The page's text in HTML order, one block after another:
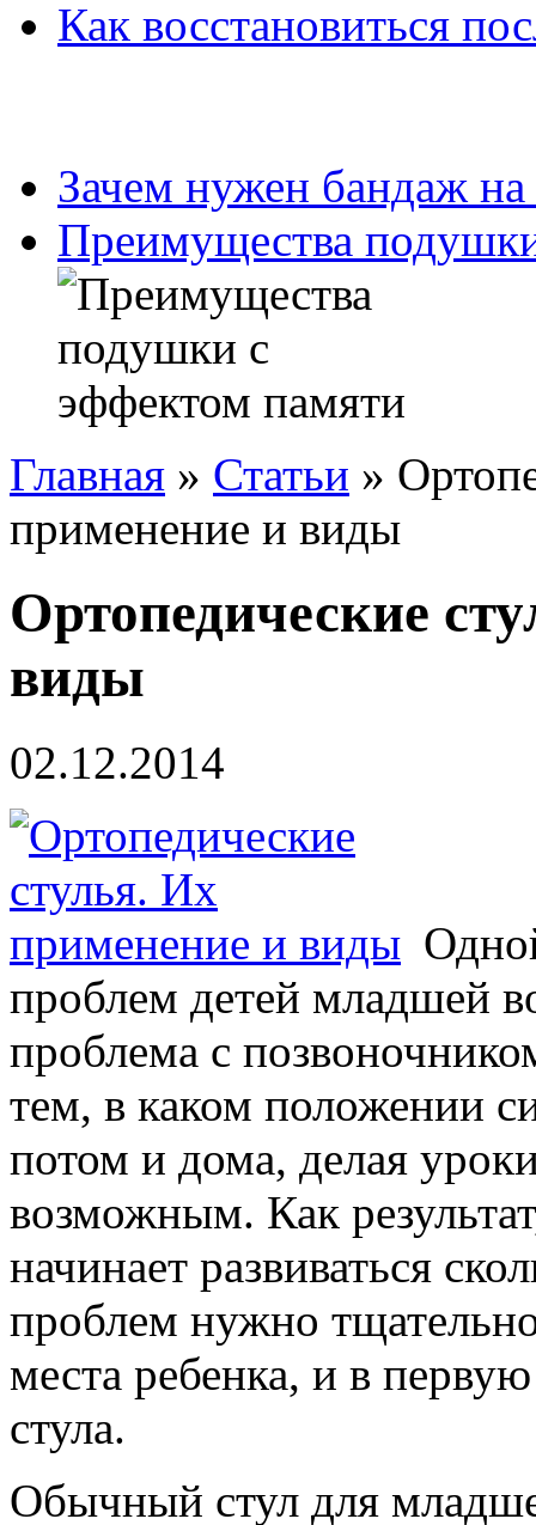
Как восстановиться
Зачем нужен бандаж на
Преимущества
Главная » Статьи »
применение и виды
Ортопедические
виды
02.12.2014
проблем детей младшей
проблема с
тем, в каком положении
потом и дома, делая
возможным. Как
начинает развиваться
проблем нужно
места ребенка, и в
стула.
Обычный стул для